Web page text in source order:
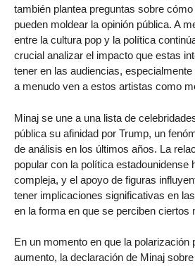
también plantea preguntas sobre
pueden moldear la opinión pública. A
entre la cultura pop y la política
crucial analizar el impacto que estas
tener en las audiencias,
a menudo ven a estos artistas como
Minaj se une a una lista de
pública su afinidad por Trump, un
de análisis en los últimos años. La
popular con la política estadounidense
compleja, y el apoyo de figuras
tener implicaciones significativas en
en la forma en que se perciben ciertos
En un momento en que la polarización
aumento, la declaración de Minaj